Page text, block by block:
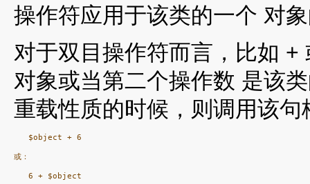
操作符应用于该类的一个 对
对于双目操作符而言，比如
对象或当第二个操作数 是该
重载性质的时候，则调用该
   $object + 6
或：